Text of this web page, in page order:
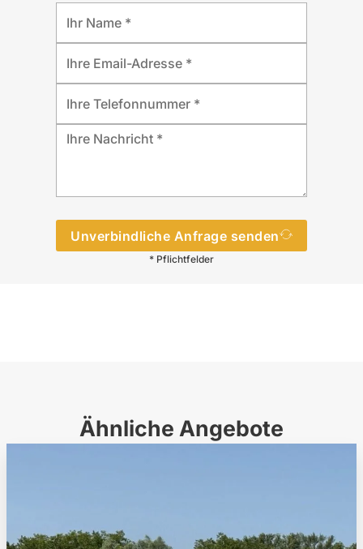
Unverbindliche Anfrage senden
* Pflichtfelder
Ähnliche Angebote